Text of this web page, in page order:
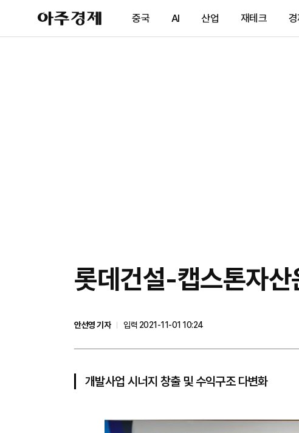
아
주
제
중국 AI 산업 재테크 경
롯데건설-캡스톤자
안선영 기자
입력 2021-11-01 10:24
개발사업 시너지 창출 및 수익구조 다변화